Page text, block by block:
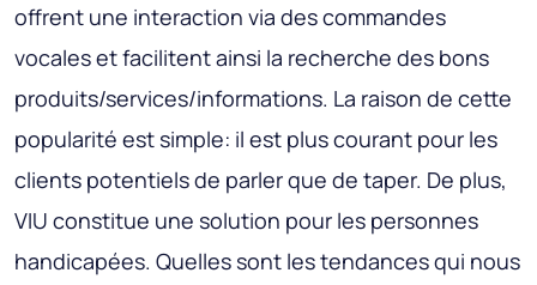
offrent une interaction via des commandes
vocales et facilitent ainsi la recherche des bons
produits/services/informations. La raison de cette
popularité est simple: il est plus courant pour les
clients potentiels de parler que de taper. De plus,
VIU constitue une solution pour les personnes
handicapées. Quelles sont les tendances qui nous